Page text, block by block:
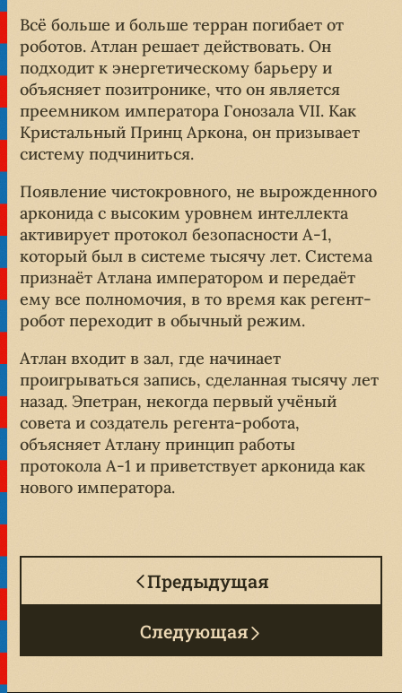
Всё больше и больше терран погибает от
роботов. Атлан решает действовать. Он
подходит к энергетическому барьеру и
объясняет позитронике, что он является
преемником императора Гонозала VII. Как
Кристальный Принц Аркона, он призывает
систему подчиниться.
Появление чистокровного, не вырожденного
арконида с высоким уровнем интеллекта
активирует протокол безопасности A-1,
который был в системе тысячу лет. Система
признаёт Атлана императором и передаёт
ему все полномочия, в то время как регент-
робот переходит в обычный режим.
Атлан входит в зал, где начинает
проигрываться запись, сделанная тысячу лет
назад. Эпетран, некогда первый учёный
совета и создатель регента-робота,
объясняет Атлану принцип работы
протокола A-1 и приветствует арконида как
нового императора.
Предыдущая
Следующая